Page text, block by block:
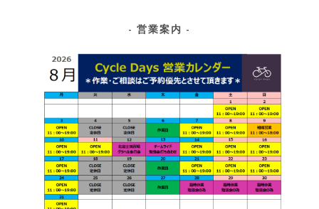
営業案内